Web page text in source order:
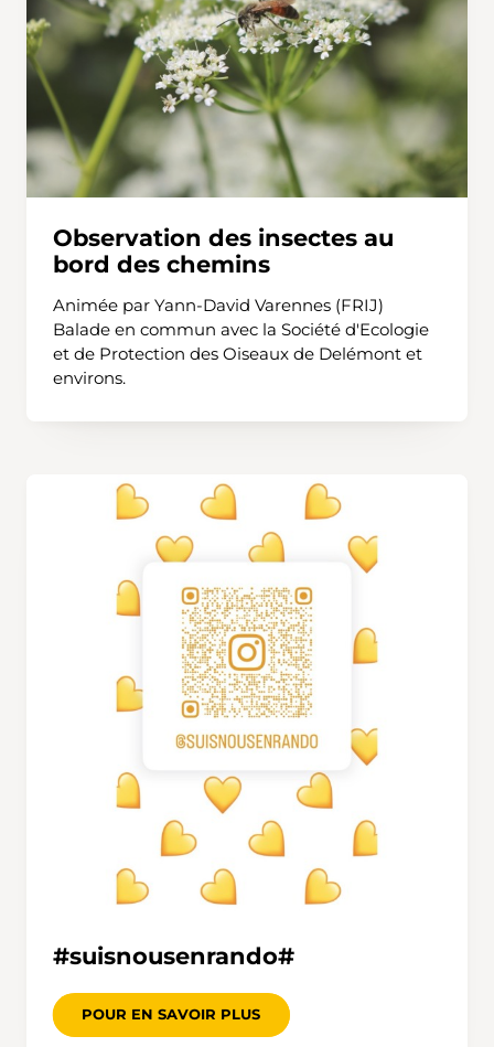
Observation des insectes au
bord des chemins
Animée par Yann-David Varennes (FRIJ)
Balade en commun avec la Société d'Ecologie
et de Protection des Oiseaux de Delémont et
environs.
#suisnousenrando#
POUR EN SAVOIR PLUS